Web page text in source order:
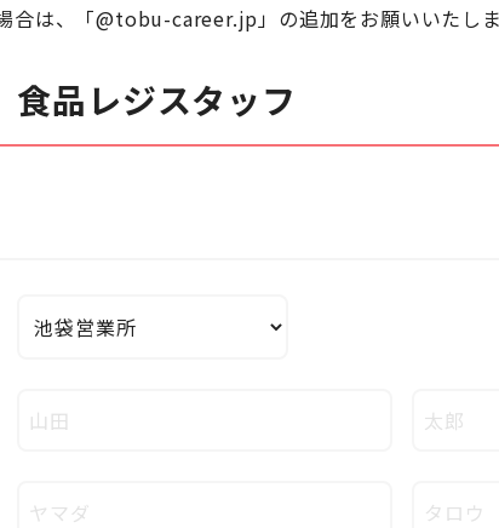
合は、「@tobu-career.jp」の追加をお願いいたし
品レジスタッフ